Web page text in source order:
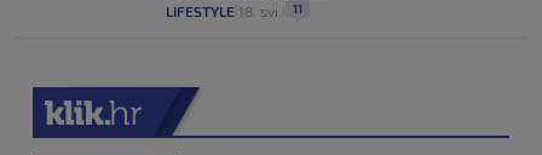
LIFESTYLE 18. svi. 11